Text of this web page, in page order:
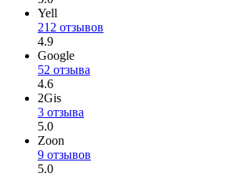
Yell
212 отзывов
4.9
Google
52 отзыва
4.6
2Gis
3 отзыва
5.0
Zoon
9 отзывов
5.0